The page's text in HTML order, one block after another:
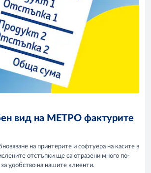
вид на МЕТРО фактурите
на принтерите и софтуера на касите в
отстъпки ще са отразени много по-
удобство на нашите клиенти.